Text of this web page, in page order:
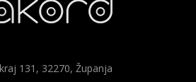
131, 32270, Županja